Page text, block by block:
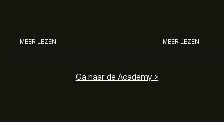
MEER LEZEN MEER LEZEN
Ga naar de Academy >